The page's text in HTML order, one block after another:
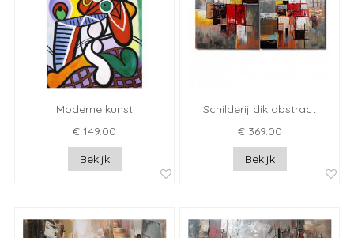
Moderne kunst
€ 149.00
Bekijk
Schilderij dik abstract
€ 369.00
Bekijk